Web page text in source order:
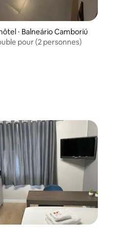
⋅ Balneário Camboriú
Chambre double pour (2 personnes)